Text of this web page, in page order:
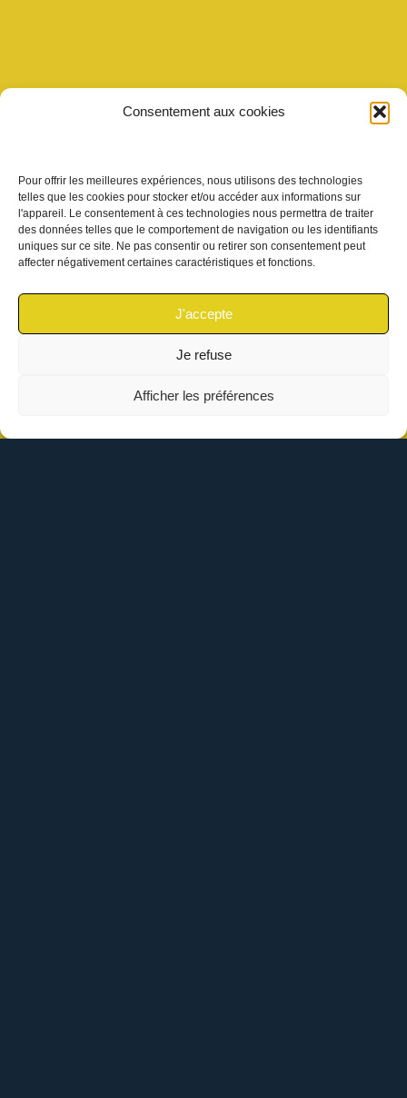
Consentement aux cookies
Pour offrir les meilleures expériences, nous utilisons des technologies
telles que les cookies pour stocker et/ou accéder aux informations sur
l'appareil. Le consentement à ces technologies nous permettra de traiter
des données telles que le comportement de navigation ou les identifiants
uniques sur ce site. Ne pas consentir ou retirer son consentement peut
affecter négativement certaines caractéristiques et fonctions.
J'accepte
Je refuse
Afficher les préférences